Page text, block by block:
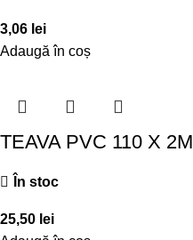
3,06 lei
Adaugă în coș
TEAVA PVC 110 X 2M
În stoc
25,50 lei